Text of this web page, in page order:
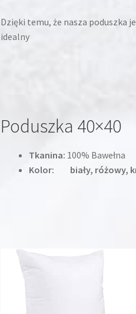
Dzięki temu, że nasza poduszka
idealny
Poduszka 40×40
Tkanina: 100% Bawełna
Kolor: biały, różowy,